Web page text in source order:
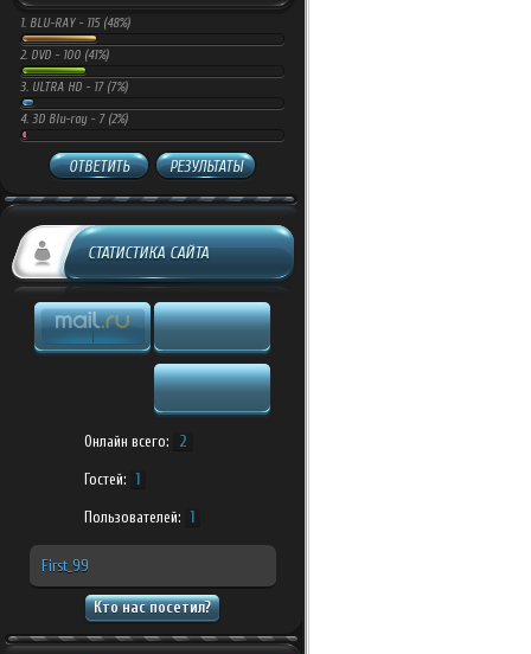
1. BLU-RAY - 115 (48%)
2. DVD - 100 (41%)
3. ULTRA HD - 17 (7%)
4. 3D Blu-ray - 7 (2%)
ОТВЕТИТЬ РЕЗУЛЬТАТЫ
СТАТИСТИКА САЙТА
Онлайн всего: 2
Гостей: 1
Пользователей: 1
First_99
Кто нас посетил?